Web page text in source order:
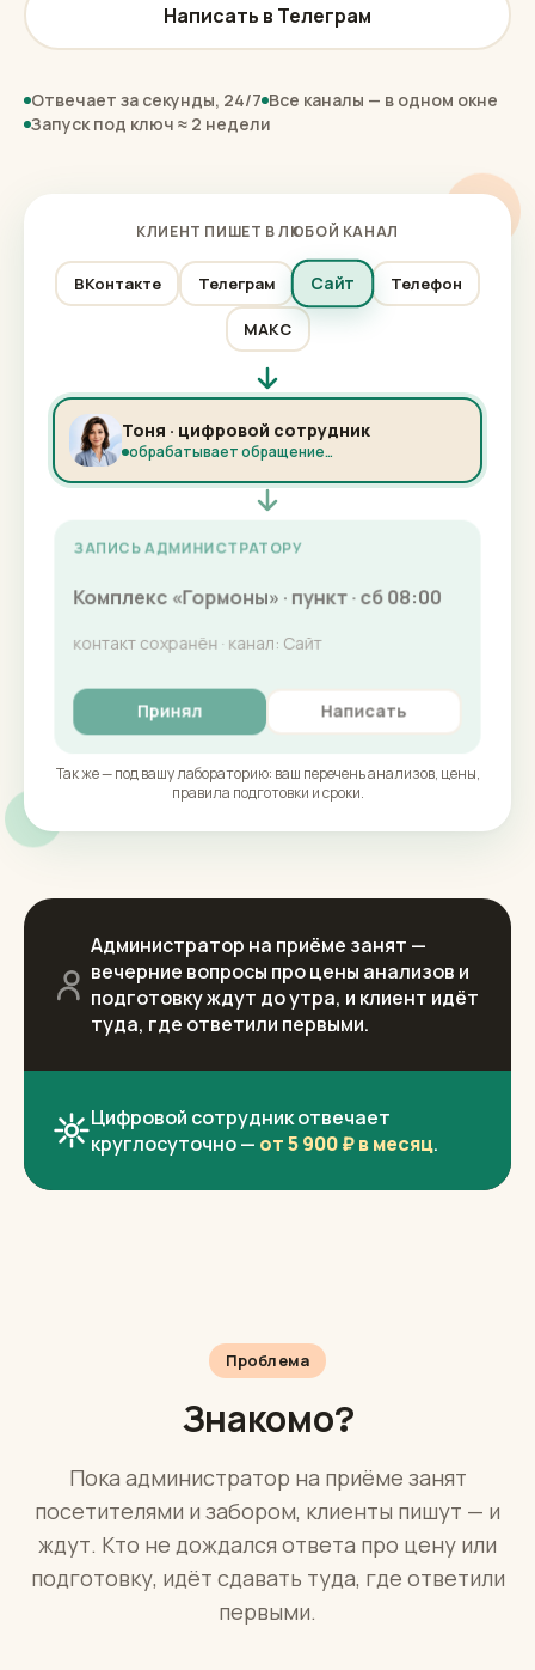
Написать в Телеграм
Отвечает за секунды, 24/7 Все каналы — в одном окне
Запуск под ключ ≈ 2 недели
КЛИЕНТ ПИШЕТ В ЛЮБОЙ КАНАЛ
ВКонтакте Телеграм Сайт Телефон
МАКС
Тоня · цифровой сотрудник
обрабатывает обращение…
ЗАПИСЬ АДМИНИСТРАТОРУ
Комплекс «Гормоны» · пункт · сб 08:00
контакт сохранён · канал: Сайт
Принял Написать
Так же — под вашу лабораторию: ваш перечень анализов, цены,
правила подготовки и сроки.
Администратор на приёме занят —
вечерние вопросы про цены анализов и
подготовку ждут до утра, и клиент идёт
туда, где ответили первыми.
Цифровой сотрудник отвечает
круглосуточно — от 5 900 ₽ в месяц.
Проблема
Знакомо?
Пока администратор на приёме занят
посетителями и забором, клиенты пишут — и
ждут. Кто не дождался ответа про цену или
подготовку, идёт сдавать туда, где ответили
первыми.